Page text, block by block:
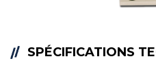
SPÉCIFICATIONS